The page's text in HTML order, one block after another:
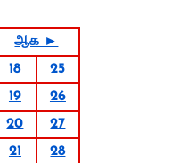
ஆக ►
18
25
19
26
20
27
21
28